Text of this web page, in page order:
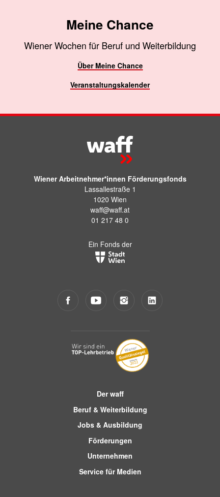
Meine Chance
Wiener Wochen für Beruf und Weiterbildung
Über Meine Chance
Veranstaltungskalender
Wiener Arbeitnehmer*innen Förderungsfonds
Lassallestraße 1
1020 Wien
waff@waff.at
01 217 48 0
Ein Fonds der
Der waff
Beruf & Weiterbildung
Jobs & Ausbildung
Förderungen
Unternehmen
Service für Medien